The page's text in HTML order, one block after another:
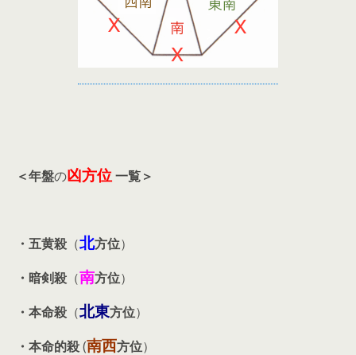
＜年盤の凶方位一覧＞
・五黄殺 （北方位）
・暗剣殺 （南方位）
・本命殺 （北東方位）
・本命的殺(南西方位）